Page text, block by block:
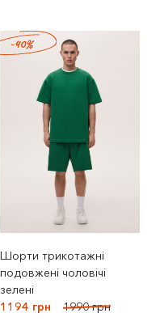
Шорти трикотажні
подовжені чоловічі
зелені
1194 грн
1990 грн
-40%